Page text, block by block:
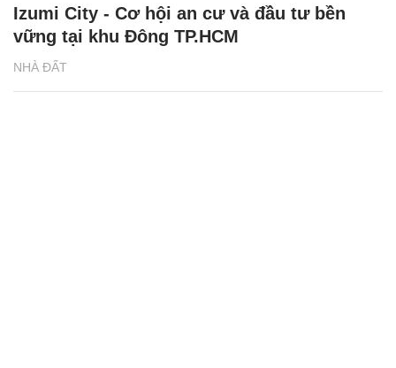
NHÀ ĐẤT
Izumi City - Cơ hội an cư và đầu tư bền
vững tại khu Đông TP.HCM